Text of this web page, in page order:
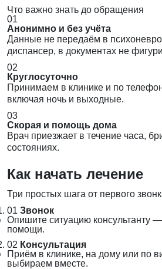
Что важно знать до обращения
01
Анонимно и без учёта
Данные не передаём в
диспансер, в документах не
02
Круглосуточно
Принимаем в клинике и по
включая ночь и выходные.
03
Скорая и помощь дома
Врач приезжает в течение часа,
состояниях.
Как начать лечение
Три простых шага от первого
01 Звонок
Опишите ситуацию консультанту
помощи.
02 Консультация
Приём в клинике, на дому или по
выбираем вместе.